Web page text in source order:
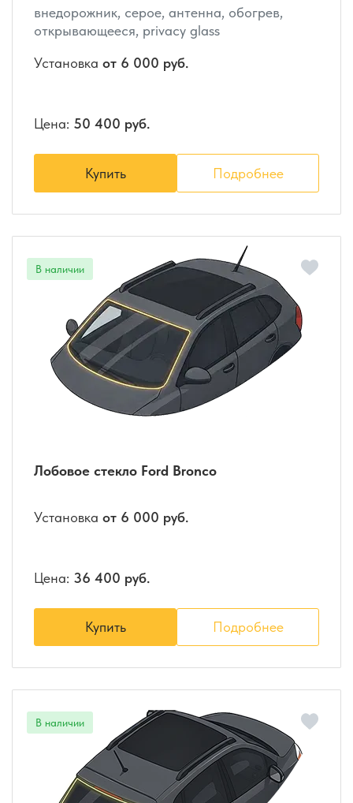
внедорожник, серое, антенна, обогрев,
открывающееся, privacy glass
Установка от 6 000 руб.
Цена: 50 400 руб.
Купить Подробнее
Лобовое стекло Ford Bronco
Установка от 6 000 руб.
Цена: 36 400 руб.
Купить Подробнее